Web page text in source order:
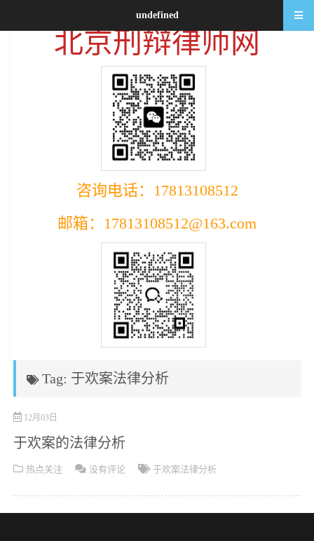
北京刑辩律师网
咨询电话：17813108512
邮箱：17813108512@163.com
Tag: 于欢案法律分析
12月03日
于欢案的法律分析
热点关注 没有评论 于欢案法律分析
undefined